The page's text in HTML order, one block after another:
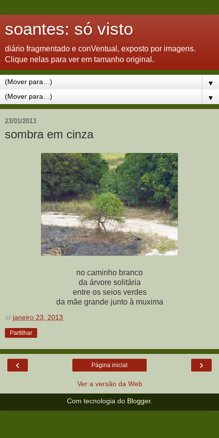
soantes: só visto
diário fragmentado e conVentual, exposto por imagens.
Clique nelas para ver em tamanho original.
▼
▼
23/01/2013
sombra em cinza
no caminho branco
da árvore solitária
entre os seios verdes
da mãe grande junto à muxima
at janeiro 23, 2013
Partilhar
‹ ›
Página inicial
Ver a versão da Web
Com tecnologia do Blogger.